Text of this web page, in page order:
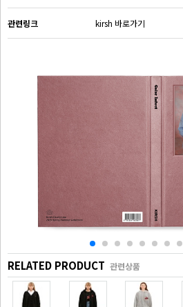
관련링크 kirsh 바로가기
RELATED PRODUCT 관련상품